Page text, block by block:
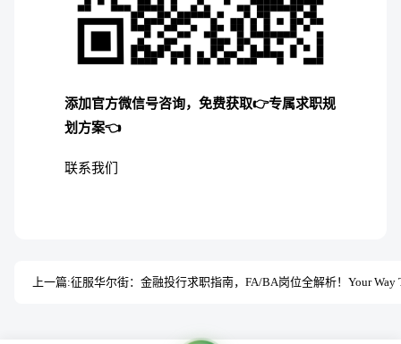
添加官方微信号咨询，免费获取👉专属求职规
划方案👈
联系我们
上一篇: